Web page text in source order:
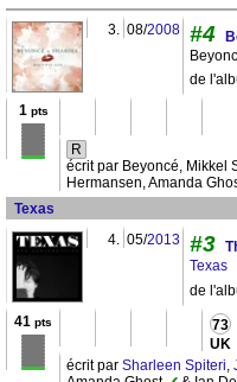
3. 08/2008 #4
de
1pts
R
écrit par Beyoncé, Mikkel
Hermansen, Amanda
Texas
4. 05/2013 #3
Texas
de
41 pts 73
UK
écrit par Sharleen Spiteri,